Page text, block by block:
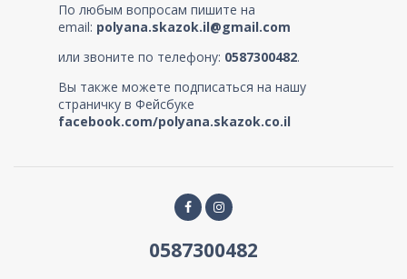
По любым вопросам пишите на
email: polyana.skazok.il@gmail.com
или звоните по телефону: 0587300482.
Вы также можете подписаться на нашу
страничку в Фейсбуке
facebook.com/polyana.skazok.co.il
0587300482